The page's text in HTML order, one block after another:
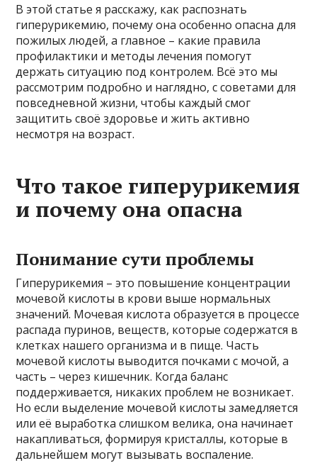
В этой статье я расскажу, как распознать
гиперурикемию, почему она особенно опасна для
пожилых людей, а главное – какие правила
профилактики и методы лечения помогут
держать ситуацию под контролем. Всё это мы
рассмотрим подробно и наглядно, с советами для
повседневной жизни, чтобы каждый смог
защитить своё здоровье и жить активно
несмотря на возраст.
Что такое гиперурикемия
и почему она опасна
Понимание сути проблемы
Гиперурикемия – это повышение концентрации
мочевой кислоты в крови выше нормальных
значений. Мочевая кислота образуется в процессе
распада пуринов, веществ, которые содержатся в
клетках нашего организма и в пище. Часть
мочевой кислоты выводится почками с мочой, а
часть – через кишечник. Когда баланс
поддерживается, никаких проблем не возникает.
Но если выделение мочевой кислоты замедляется
или её выработка слишком велика, она начинает
накапливаться, формируя кристаллы, которые в
дальнейшем могут вызывать воспаление.